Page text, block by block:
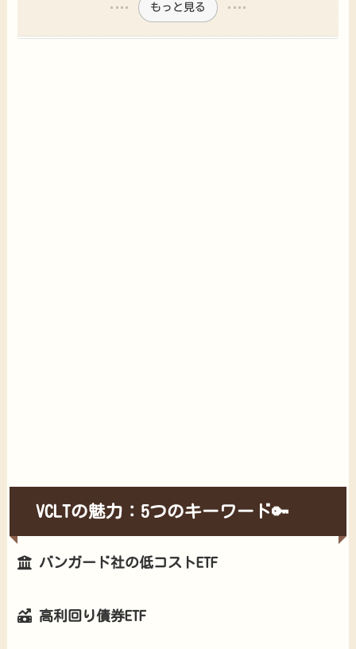
もっと見る
VCLTの魅力：5つのキーワード🔑
バンガード社の低コストETF
高利回り債券ETF